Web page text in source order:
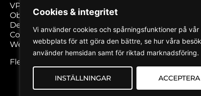
Cookies & integritet
Vi använder cookies och spårningsfunktioner på vår
webbplats för att göra den bättre, se hur våra
använder hemsidan samt för riktad marknadsföring.
INSTÄLLNINGAR ACCEPTERA
VPS / Cloud
Objektlagring
Dedikerade servrar
Colocation Umeå
Webbhotell
Fler tjänster...
Om oss
Karriär
Kontakt
Blogg